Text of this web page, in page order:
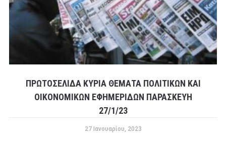
ΠΡΩΤΟΣΕΛΙΔΑ ΚΥΡΙΑ ΘΕΜΑΤΑ ΠΟΛΙΤΙΚΩΝ ΚΑΙ
ΟΙΚΟΝΟΜΙΚΩΝ ΕΦΗΜΕΡΙΔΩΝ ΠΑΡΑΣΚΕΥΗ
27/1/23
27 Ιανουαρίου, 2023